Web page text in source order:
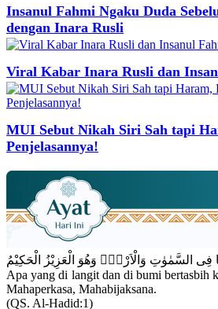
Insanul Fahmi Ngaku Duda
dengan Inara Rusli
Viral Kabar Inara Rusli dan
MUI Sebut Nikah Siri Sah tapi
Penjelasannya!
فِى السَّمٰوٰتِ وَالْاَرْضِۚ وَهُوَ الْعَزِيْزُ الْحَكِيْمُ
Apa yang di langit dan di bumi bertasbih
Mahaperkasa, Mahabijaksana.
(QS. Al-Hadid:1)